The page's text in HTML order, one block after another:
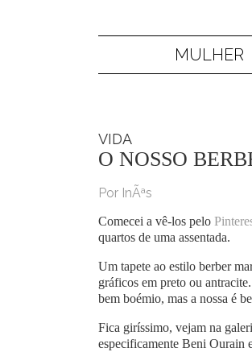
MULHER
VIDA
O NOSSO
Por InÃªs
Comecei a vê-los pelo
quartos de uma assentada.
Um tapete ao estilo berber
gráficos em preto ou
bem boémio, mas a nossa é
Fica giríssimo, vejam na
especificamente Beni Ourain